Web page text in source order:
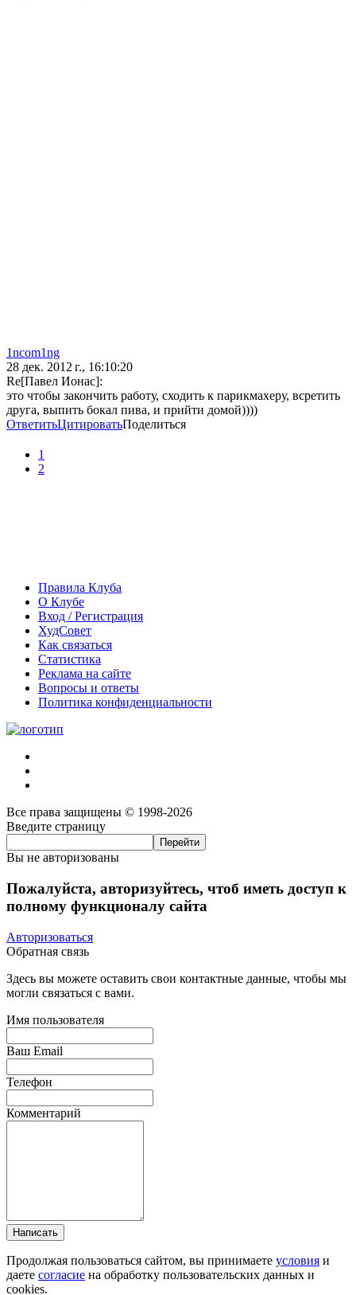
1ncom1ng
28 дек. 2012 г., 16:10:20
Re[Павел Ионас]:
это чтобы закончить работу, сходить к парикмахеру, всретить
друга, выпить бокал пива, и прийти домой))))
ОтветитьЦитироватьПоделиться
1
2
Правила Клуба
О Клубе
Вход / Регистрация
ХудСовет
Как связаться
Статистика
Реклама на сайте
Вопросы и ответы
Политика конфиденциальности
Все права защищены © 1998-2026
Введите страницу
Вы не авторизованы
Пожалуйста, авторизуйтесь, чтоб иметь доступ к
полному функционалу сайта
Авторизоваться
Обратная связь
Здесь вы можете оставить свои контактные данные, чтобы мы
могли связаться с вами.
Имя пользователя
Ваш Email
Телефон
Комментарий
Написать
Продолжая пользоваться сайтом, вы принимаете условия и
даете согласие на обработку пользовательских данных и
cookies.